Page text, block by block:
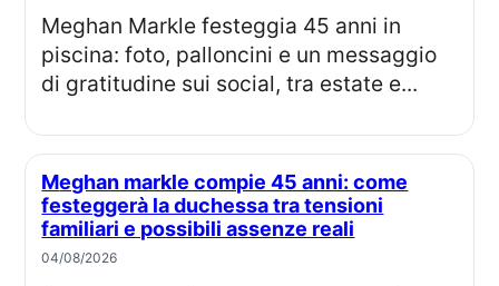
Meghan Markle festeggia 45 anni in
piscina: foto, palloncini e un messaggio
di gratitudine sui social, tra estate e...
Meghan markle compie 45 anni: come
festeggerà la duchessa tra tensioni
familiari e possibili assenze reali
04/08/2026